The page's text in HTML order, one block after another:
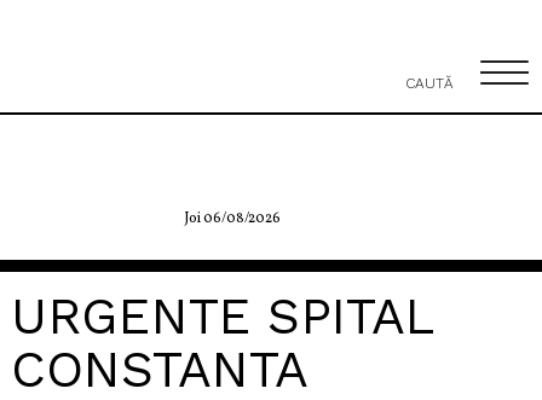
Joi 06/08/2026
CAUTĂ
URGENTE SPITAL
CONSTANTA